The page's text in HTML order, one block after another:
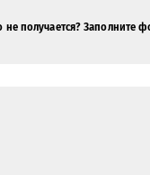
получается?